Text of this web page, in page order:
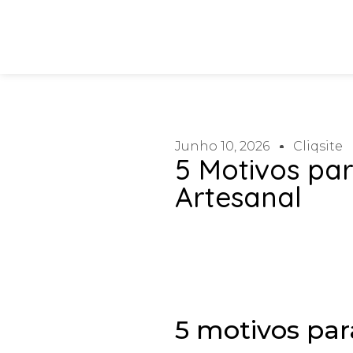
Junho 10, 2026 Cliqsite
5 Motivos
Artesanal
5 motivos